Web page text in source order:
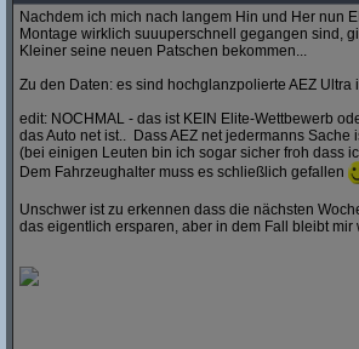
Nachdem ich mich nach langem Hin und Her nun
Montage wirklich suuuperschnell gegangen sind,
Kleiner seine neuen Patschen bekommen...
Zu den Daten: es sind hochglanzpolierte AEZ
edit: NOCHMAL - das ist KEIN Elite-Wettbewerb
das Auto net ist.. Dass AEZ net jedermanns
(bei einigen Leuten bin ich sogar sicher froh dass
Dem Fahrzeughalter muss es schließlich gefallen
Unschwer ist zu erkennen dass die nächsten
das eigentlich ersparen, aber in dem Fall bleibt